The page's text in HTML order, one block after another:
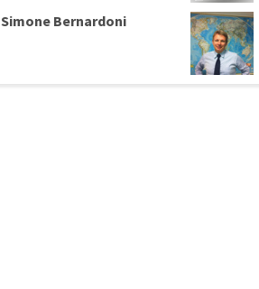
Simone Bernardoni